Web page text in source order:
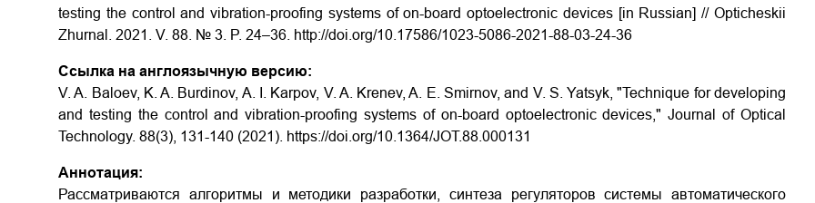
testing the control and vibration-proofing systems of on-board optoelectronic devices [in Russian] // Opticheskii
Zhurnal. 2021. V. 88. № 3. P. 24–36. http://doi.org/10.17586/1023-5086-2021-88-03-24-36
Ссылка на англоязычную версию:
V. A. Baloev, K. A. Burdinov, A. I. Karpov, V. A. Krenev, A. E. Smirnov, and V. S. Yatsyk, "Technique for developing
and testing the control and vibration-proofing systems of on-board optoelectronic devices," Journal of Optical
Technology. 88(3), 131-140 (2021). https://doi.org/10.1364/JOT.88.000131
Аннотация:
Рассматриваются алгоритмы и методики разработки, синтеза регуляторов системы автоматического